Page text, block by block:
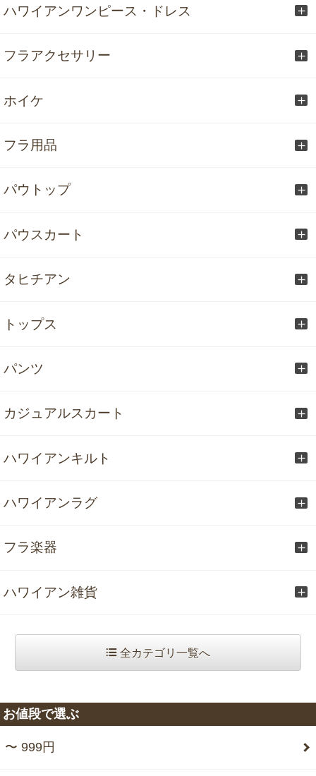
ハワイアンワンピース・ドレス
フラアクセサリー
ホイケ
フラ用品
パウトップ
パウスカート
タヒチアン
トップス
パンツ
カジュアルスカート
ハワイアンキルト
ハワイアンラグ
フラ楽器
ハワイアン雑貨
全カテゴリ一覧へ
お値段で選ぶ
〜 999円